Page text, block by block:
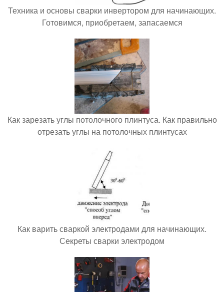
Техника и основы сварки инвертором для начинающих.
Готовимся, приобретаем, запасаемся
Как зарезать углы потолочного плинтуса. Как правильно
отрезать углы на потолочных плинтусах
Как варить сваркой электродами для начинающих.
Секреты сварки электродом